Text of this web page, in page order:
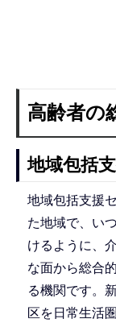
高齢者の
地域包括
地域包括支援
た地域で、い
けるように、
な面から総合
る機関です。
区を日常生活